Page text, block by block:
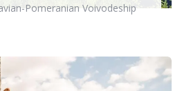
Pomeranian Voivodeship